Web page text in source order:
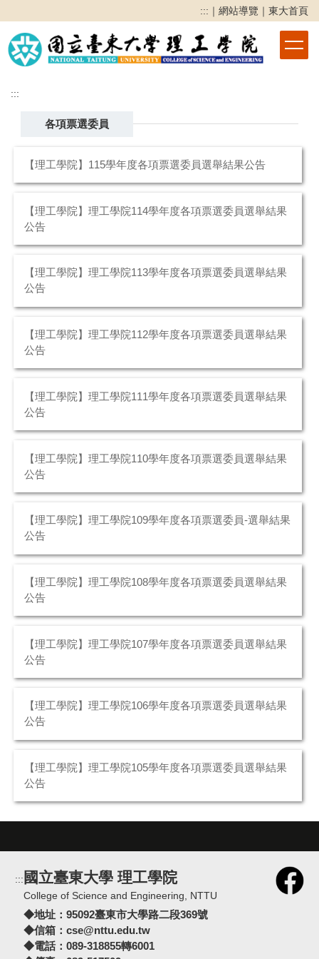
到
主
要
區
::: ｜ 網站導覽 ｜ 東大首頁
:::
各項票選委員
【理工學院】115學年度各項票選委員選舉結果公告
【理工學院】理工學院114學年度各項票選委員選舉結果
公告
【理工學院】理工學院113學年度各項票選委員選舉結果
公告
【理工學院】理工學院112學年度各項票選委員選舉結果
公告
【理工學院】理工學院111學年度各項票選委員選舉結果
公告
【理工學院】理工學院110學年度各項票選委員選舉結果
公告
【理工學院】理工學院109學年度各項票選委員-選舉結果
公告
【理工學院】理工學院108學年度各項票選委員選舉結果
公告
【理工學院】理工學院107學年度各項票選委員選舉結果
公告
【理工學院】理工學院106學年度各項票選委員選舉結果
公告
【理工學院】理工學院105學年度各項票選委員選舉結果
公告
::: 國立臺東大學 理工學院
College of Science and Engineering, NTTU
◆地址： 95092臺東市大學路二段369號
◆信箱： cse@nttu.edu.tw
◆電話：089-318855轉6001